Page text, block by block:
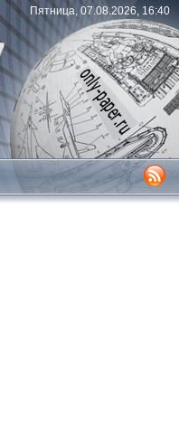
Пятница, 07.08.2026, 16:40